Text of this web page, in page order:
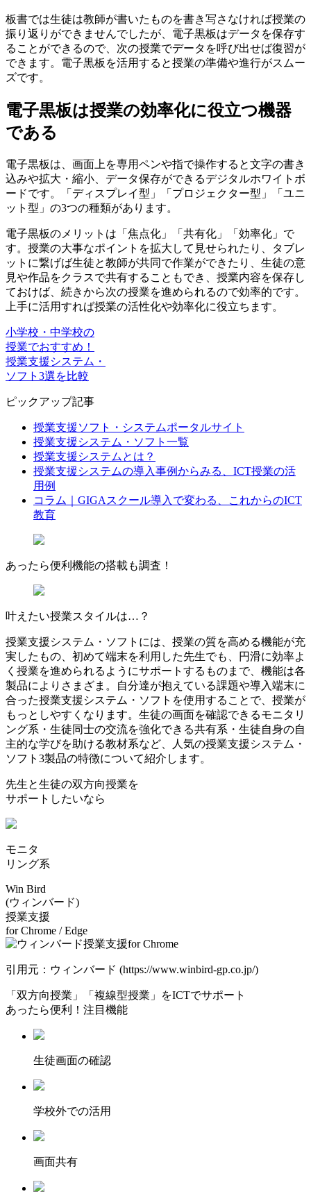
板書では生徒は教師が書いたものを書き写さなければ授業の
振り返りができませんでしたが、 電子黒板はデータを保存す
ることができるので、次の授業でデータを呼び出せば復習が
できます。 電子黒板を活用すると授業の準備や進行がスムー
ズです。
電子黒板は授業の効率化に役立つ機器
である
電子黒板は、画面上を専用ペンや指で操作すると文字の書き
込みや拡大・縮小、データ保存ができるデジタルホワイトボ
ードです。「ディスプレイ型」「プロジェクター型」「ユニ
ット型」の3つの種類があります。
電子黒板のメリットは「焦点化」「共有化」「効率化」で
す。授業の大事なポイントを拡大して見せられたり、タブレ
ットに繋げば生徒と教師が共同で作業ができたり、生徒の意
見や作品をクラスで共有することもでき、授業内容を保存し
ておけば、続きから次の授業を進められるので効率的です。
上手に活用すれば授業の活性化や効率化に役立ちます。
小学校・中学校の
授業でおすすめ！
授業支援システム・
ソフト3選を比較
ピックアップ記事
授業支援ソフト・システムポータルサイト
授業支援システム・ソフト一覧
授業支援システムとは？
授業支援システムの導入事例からみる、ICT授業の活
用例
コラム｜GIGAスクール導入で変わる、これからのICT
教育
あったら便利機能の搭載も調査 ！
叶えたい授業スタイルは…？
授業支援システム・ソフトには、授業の質を高める機能が充
実したもの、初めて端末を利用した先生でも、円滑に効率よ
く授業を進められるようにサポートするものまで、機能は各
製品によりさまざま。自分達が抱えている課題や導入端末に
合った授業支援システム・ソフトを使用することで、授業が
もっとしやすくなります。生徒の画面を確認できるモニタリ
ング系・生徒同士の交流を強化できる共有系・生徒自身の自
主的な学びを助ける教材系など、人気の授業支援システム・
ソフト3製品の特徴について紹介します。
先生と生徒の双方向授業を
サポートしたいなら
モニタ
リング系
Win Bird
(ウィンバード)
授業⽀援
for Chrome / Edge
引用元：ウィンバード (https://www.winbird-gp.co.jp/)
「双方向授業」「複線型授業」をICTでサポート
あったら便利！注目機能
⽣徒画⾯の確認
学校外での活用
画面共有